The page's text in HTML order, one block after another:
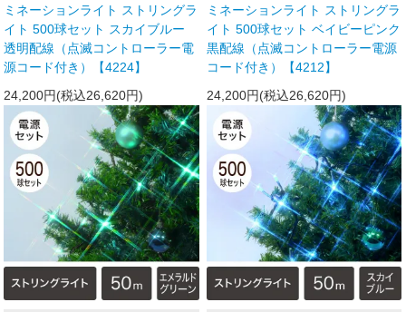
ミネーションライト ストリングラ
イト 500球セット スカイブルー
透明配線（点滅コントローラー電
源コード付き）【4224】
24,200円(税込26,620円)
ミネーションライト ストリングラ
イト 500球セット ベイビーピンク
黒配線（点滅コントローラー電源
コード付き）【4212】
24,200円(税込26,620円)